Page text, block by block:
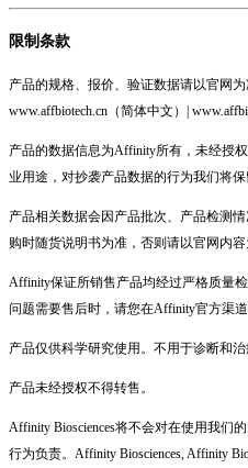
限制条款
产品的规格、报价、验证数据请以官网为
www.affbiotech.cn（简体中文）|
产品的数据信息为Affinity所有，未经授
业用途，对抄袭产品数据的行为我们将保
产品相关数据会因产品批次、产品检测
购时随货说明书为准，否则请以官网内
Affinity保证所销售产品均经过严格质量
问题需要售后时，请您在Affinity官方渠道
产品仅供科学研究使用。不用于诊断和治
产品未经授权不得转售。
Affinity Biosciences将不会对在使用我们
行为负责。Affinity Biosciences, Affinity